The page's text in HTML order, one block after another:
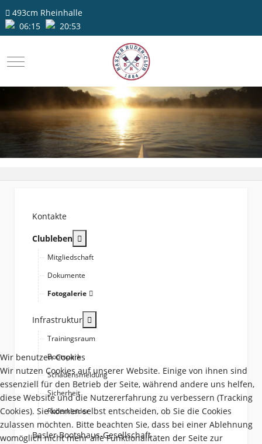
493cm Rheinhalle
06:15
20:53
Mobile Menu Toggle
Kontakte
Clubleben
Mitgliedschaft
Dokumente
Fotogalerie
Infrastruktur
Trainingsraum
Bootspark
Schadensmeldung
Sicherheit
Ruderkleider
Basler Bootshaus-Gesellschaft
Wir benutzen Cookies
Wir nutzen Cookies auf unserer Website. Einige von ihnen sind
essenziell für den Betrieb der Seite, während andere uns helfen,
diese Website und die Nutzererfahrung zu verbessern (Tracking
Cookies). Sie können selbst entscheiden, ob Sie die Cookies
zulassen möchten. Bitte beachten Sie, dass bei einer Ablehnung
womöglich nicht mehr alle Funktionalitäten der Seite zur